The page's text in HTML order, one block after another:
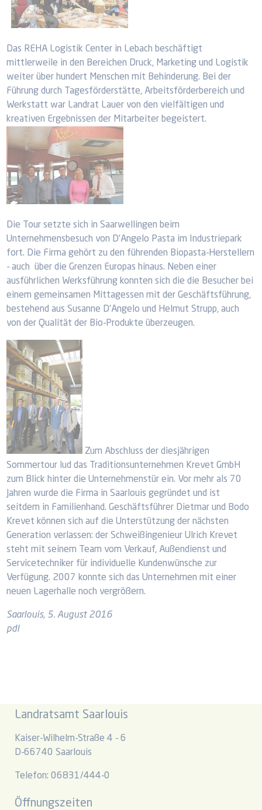
Das REHA Logistik Center in Lebach beschäftigt
mittlerweile in den Bereichen Druck, Marketing und Logistik
weiter über hundert Menschen mit Behinderung. Bei der
Führung durch Tagesförderstätte, Arbeitsförderbereich und
Werkstatt war Landrat Lauer von den vielfältigen und
kreativen Ergebnissen der Mitarbeiter begeistert.
Die Tour setzte sich in Saarwellingen beim
Unternehmensbesuch von D’Angelo Pasta im Industriepark
fort. Die Firma gehört zu den führenden Biopasta-Herstellern
- auch über die Grenzen Europas hinaus. Neben einer
ausführlichen Werksführung konnten sich die die Besucher bei
einem gemeinsamen Mittagessen mit der Geschäftsführung,
bestehend aus Susanne D’Angelo und Helmut Strupp, auch
von der Qualität der Bio-Produkte überzeugen.
Zum Abschluss der diesjährigen
Sommertour lud das Traditionsunternehmen Krevet GmbH
zum Blick hinter die Unternehmenstür ein. Vor mehr als 70
Jahren wurde die Firma in Saarlouis gegründet und ist
seitdem in Familienhand. Geschäftsführer Dietmar und Bodo
Krevet können sich auf die Unterstützung der nächsten
Generation verlassen: der Schweißingenieur Ulrich Krevet
steht mit seinem Team vom Verkauf, Außendienst und
Servicetechniker für individuelle Kundenwünsche zur
Verfügung. 2007 konnte sich das Unternehmen mit einer
neuen Lagerhalle noch vergrößern.
Saarlouis, 5. August 2016
pdl
Landratsamt Saarlouis
Kaiser-Wilhelm-Straße 4 - 6
D-66740 Saarlouis
Telefon: 06831/444-0
Öffnungszeiten